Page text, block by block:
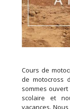
Cours de
de motocross
sommes
scolaire et
vacances.